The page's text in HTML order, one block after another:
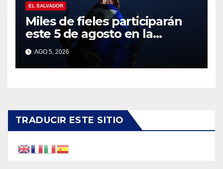
EL SALVADOR
Miles de fieles participarán
este 5 de agosto en la
tradicional Bajada del Divino
Salvador del Mundo
AGO 5, 2026
TRADUCIR ESTE SITIO